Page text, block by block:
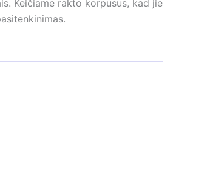
Keičiame rakto korpusus, kad jie